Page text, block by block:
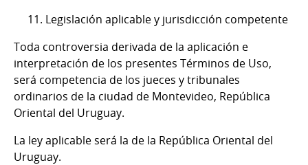
11. Legislación aplicable y jurisdicción competente
Toda controversia derivada de la aplicación e
interpretación de los presentes Términos de Uso,
será competencia de los jueces y tribunales
ordinarios de la ciudad de Montevideo, República
Oriental del Uruguay.
La ley aplicable será la de la República Oriental del
Uruguay.